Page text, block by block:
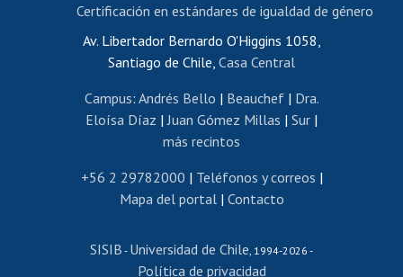
Portal de movilidad interna
Certificado de renta
Certificado de renta honorarios
Editar páginas blancas
Extranjeras/os
Revalidación y reconocimiento de títulos
Postulación al Programa de Movilidad Estudiantil
Cursos de español
Av. Libertador Bernardo O'Higgins 1058,
Santiago de Chile, Casa Central
Campus: Andrés Bello | Beauchef| Dra.
Eloísa Díaz | Juan Gómez Millas | Sur |
más recintos
+56 2 29782000 | Teléfonos y correos |
Mapa del portal| Contacto
SISIB - Universidad de Chile , 1994-2026 -
Política de privacidad
Certificación en estándares de igualdad de género